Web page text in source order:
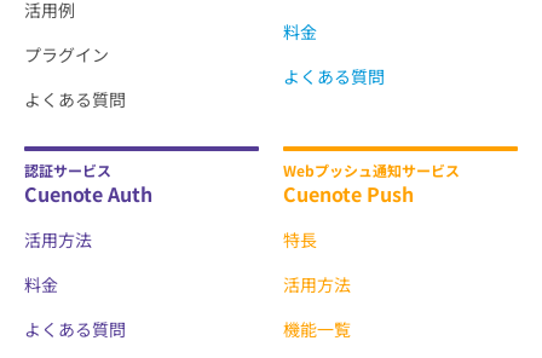
活用例
プラグイン
よくある質問
料金
よくある質問
認証サービス
Cuenote Auth
活用方法
料金
よくある質問
Webプッシュ通知サービス
Cuenote Push
特長
活用方法
機能一覧